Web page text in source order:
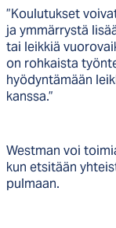
”Koulutukset
ja ymmärrystä
tai leikkiä
on rohkaista
hyödyntämään
kanssa.”
Westman voi
kun etsitään
pulmaan.